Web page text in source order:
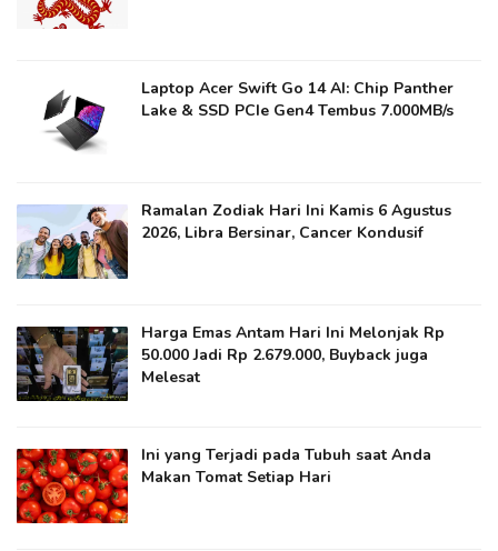
Laptop Acer Swift Go 14 AI: Chip Panther
Lake & SSD PCIe Gen4 Tembus 7.000MB/s
Ramalan Zodiak Hari Ini Kamis 6 Agustus
2026, Libra Bersinar, Cancer Kondusif
Harga Emas Antam Hari Ini Melonjak Rp
50.000 Jadi Rp 2.679.000, Buyback juga
Melesat
Ini yang Terjadi pada Tubuh saat Anda
Makan Tomat Setiap Hari